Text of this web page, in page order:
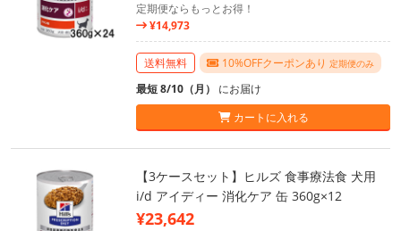
定期便ならもっとお得！
¥14,973
送料無料 10%OFFクーポンあり 定期便のみ
最短 8/10（月） にお届け
カートに入れる
【3ケースセット】ヒルズ 食事療法食 犬用
i/d アイディー 消化ケア 缶 360g×12
¥23,642